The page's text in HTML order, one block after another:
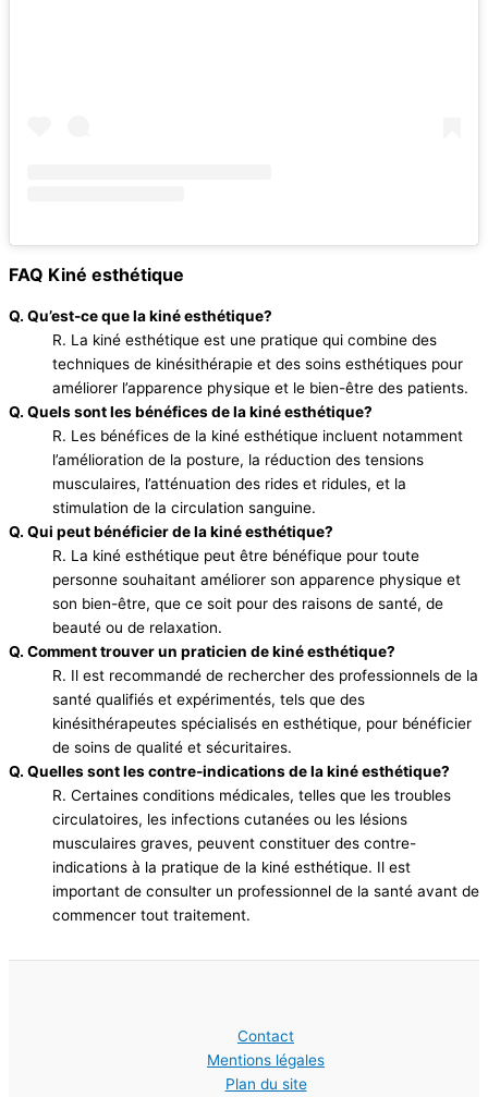
FAQ Kiné esthétique
Q. Qu’est-ce que la kiné esthétique?
R. La kiné esthétique est une pratique qui combine des
techniques de kinésithérapie et des soins esthétiques pour
améliorer l’apparence physique et le bien-être des patients.
Q. Quels sont les bénéfices de la kiné esthétique?
R. Les bénéfices de la kiné esthétique incluent notamment
l’amélioration de la posture, la réduction des tensions
musculaires, l’atténuation des rides et ridules, et la
stimulation de la circulation sanguine.
Q. Qui peut bénéficier de la kiné esthétique?
R. La kiné esthétique peut être bénéfique pour toute
personne souhaitant améliorer son apparence physique et
son bien-être, que ce soit pour des raisons de santé, de
beauté ou de relaxation.
Q. Comment trouver un praticien de kiné esthétique?
R. Il est recommandé de rechercher des professionnels de la
santé qualifiés et expérimentés, tels que des
kinésithérapeutes spécialisés en esthétique, pour bénéficier
de soins de qualité et sécuritaires.
Q. Quelles sont les contre-indications de la kiné esthétique?
R. Certaines conditions médicales, telles que les troubles
circulatoires, les infections cutanées ou les lésions
musculaires graves, peuvent constituer des contre-
indications à la pratique de la kiné esthétique. Il est
important de consulter un professionnel de la santé avant de
commencer tout traitement.
Contact
Mentions légales
Plan du site